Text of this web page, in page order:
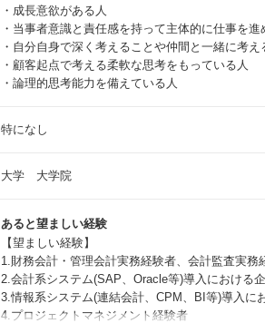
・成長意欲がある人
・当事者意識と責任感を持って主体的に仕事を
・自分自身で深く考えることや仲間と一緒に考え
・顧客起点で考える柔軟な思考をもっている人
・論理的思考能力を備えている人
特になし
大学 大学院
あると望ましい経験
【望ましい経験】
1.財務会計・管理会計実務経験者、会計監査実務
2.会計系システム(SAP、Oracle等)導入における
3.情報系システム(連結会計、CPM、BI等)導入
4.プロジェクトマネジメント経験者